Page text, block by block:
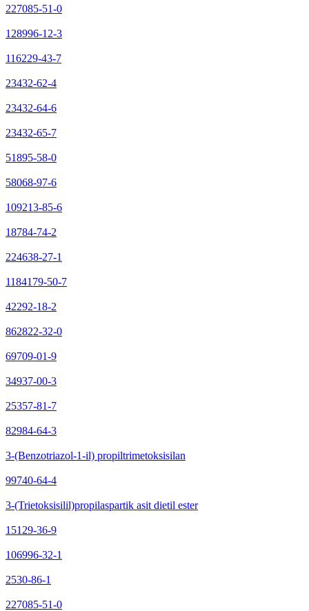
227085-51-0
128996-12-3
116229-43-7
23432-62-4
23432-64-6
23432-65-7
51895-58-0
58068-97-6
109213-85-6
18784-74-2
224638-27-1
1184179-50-7
42292-18-2
862822-32-0
69709-01-9
34937-00-3
25357-81-7
82984-64-3
3-(Benzotriazol-1-il) propiltrimetoksisilan
99740-64-4
3-(Trietoksisilil)propilaspartik asit dietil ester
15129-36-9
106996-32-1
2530-86-1
227085-51-0